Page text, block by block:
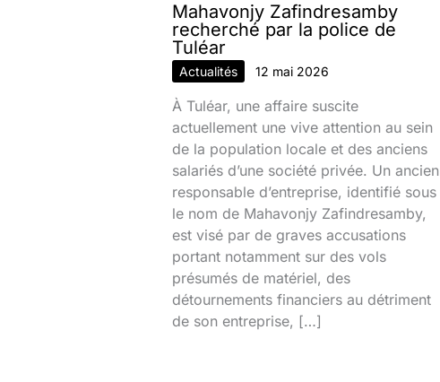
Mahavonjy Zafindresamby
recherché par la police de
Tuléar
Actualités 12 mai 2026
À Tuléar, une affaire suscite
actuellement une vive attention au sein
de la population locale et des anciens
salariés d’une société privée. Un ancien
responsable d’entreprise, identifié sous
le nom de Mahavonjy Zafindresamby,
est visé par de graves accusations
portant notamment sur des vols
présumés de matériel, des
détournements financiers au détriment
de son entreprise, […]